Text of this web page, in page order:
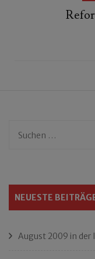
Suchen
NEUESTE
August 2009 in